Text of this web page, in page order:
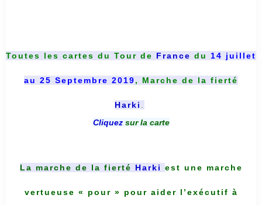
Toutes les cartes du Tour de France du 14 juillet
au 25 Septembre 2019, Marche de la fierté
Harki
Cliquez sur la carte
La marche de la fierté Harki est une marche
vertueuse « pour » pour aider l’exécutif à